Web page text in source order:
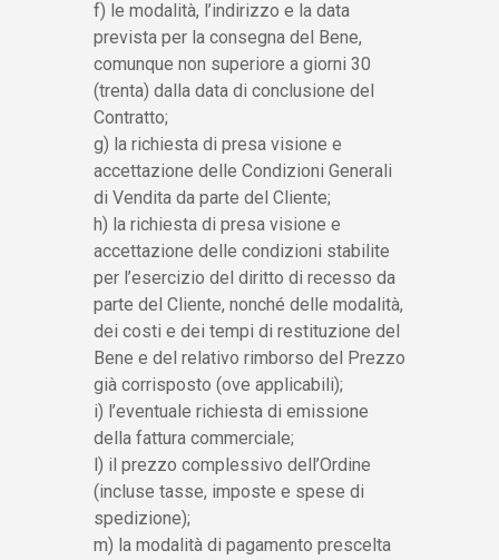
f) le modalità, l’indirizzo e la data
prevista per la consegna del Bene,
comunque non superiore a giorni 30
(trenta) dalla data di conclusione del
Contratto;
g) la richiesta di presa visione e
accettazione delle Condizioni Generali
di Vendita da parte del Cliente;
h) la richiesta di presa visione e
accettazione delle condizioni stabilite
per l’esercizio del diritto di recesso da
parte del Cliente, nonché delle modalità,
dei costi e dei tempi di restituzione del
Bene e del relativo rimborso del Prezzo
già corrisposto (ove applicabili);
i) l’eventuale richiesta di emissione
della fattura commerciale;
l) il prezzo complessivo dell’Ordine
(incluse tasse, imposte e spese di
spedizione);
m) la modalità di pagamento prescelta